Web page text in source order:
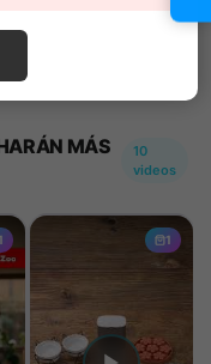
Información de envío